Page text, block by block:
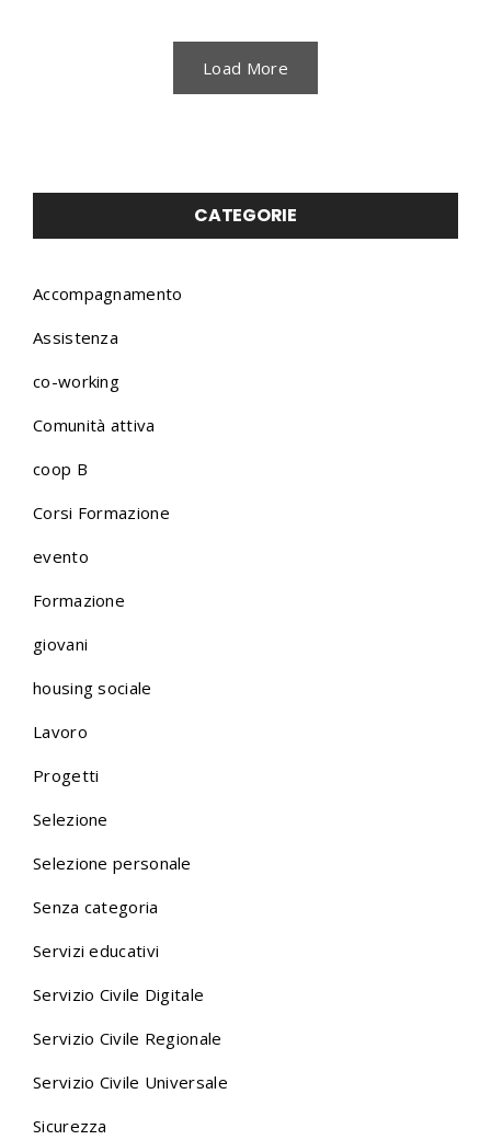
Load More
CATEGORIE
Accompagnamento
Assistenza
co-working
Comunità attiva
coop B
Corsi Formazione
evento
Formazione
giovani
housing sociale
Lavoro
Progetti
Selezione
Selezione personale
Senza categoria
Servizi educativi
Servizio Civile Digitale
Servizio Civile Regionale
Servizio Civile Universale
Sicurezza